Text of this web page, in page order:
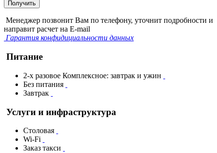
Получить
Менеджер позвонит Вам по телефону, уточнит подробности и
направит расчет на E-mail
Гарантия конфидициальности данных
Питание
2-х разовое Комплексное: завтрак и ужин
Без питания
Завтрак
Услуги и инфраструктура
Столовая
Wi-Fi
Заказ такси